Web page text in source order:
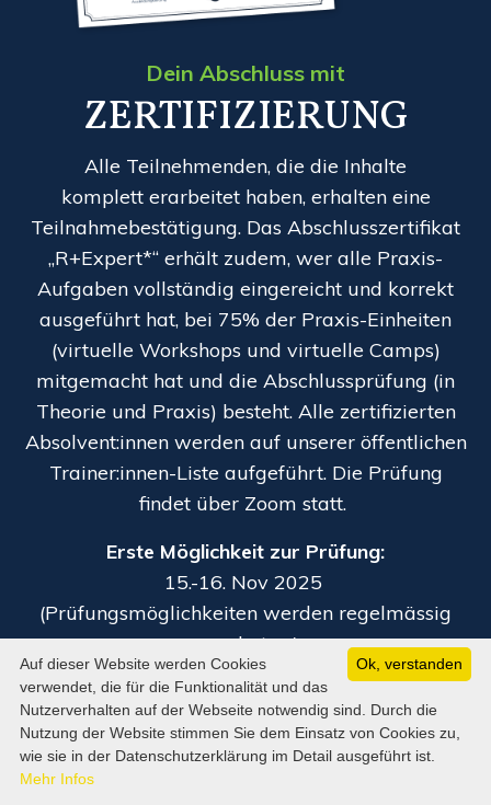
Dein Abschluss mit
ZERTIFIZIERUNG
Alle Teilnehmenden, die die Inhalte
komplett erarbeitet haben, erhalten eine
Teilnahmebestätigung. Das Abschlusszertifikat
„R+Expert*“ erhält zudem, wer alle Praxis-
Aufgaben vollständig eingereicht und korrekt
ausgeführt hat, bei 75% der Praxis-Einheiten
(virtuelle Workshops und virtuelle Camps)
mitgemacht hat und die Abschlussprüfung (in
Theorie und Praxis) besteht. Alle zertifizierten
Absolvent:innen werden auf unserer öffentlichen
Trainer:innen-Liste aufgeführt. Die Prüfung
findet über Zoom statt.
Erste Möglichkeit zur Prüfung:
15.-16. Nov 2025
(Prüfungsmöglichkeiten werden regelmässig
angeboten.)
Für wen ist die Ausbildung
Ok, verstanden
Auf dieser Website werden Cookies
verwendet, die für die Funktionalität und das
Nutzerverhalten auf der Webseite notwendig sind. Durch die
Nutzung der Website stimmen Sie dem Einsatz von Cookies zu,
wie sie in der Datenschutzerklärung im Detail ausgeführt ist.
Mehr Infos